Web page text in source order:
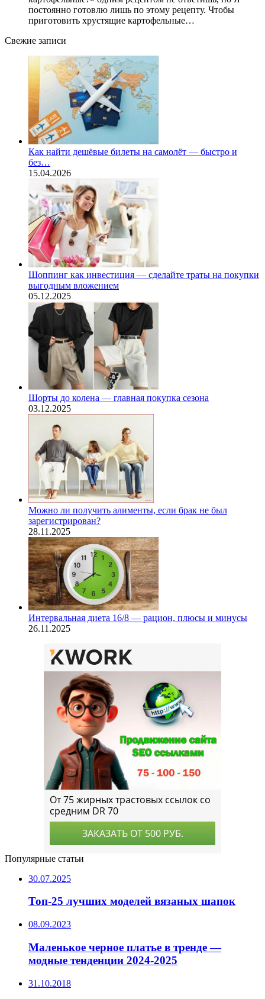
постоянно готовлю лишь по этому рецепту. Чтобы
приготовить хрустящие картофельные…
Свежие записи
Как найти дешёвые билеты на самолёт — быстро и
без…
15.04.2026
Шоппинг как инвестиция — сделайте траты на покупки
выгодным вложением
05.12.2025
Шорты до колена — главная покупка сезона
03.12.2025
Можно ли получить алименты, если брак не был
зарегистрирован?
28.11.2025
Интервальная диета 16/8 — рацион, плюсы и минусы
26.11.2025
Популярные статьи
30.07.2025
Топ-25 лучших моделей вязаных шапок
08.09.2023
Маленькое черное платье в тренде —
модные тенденции 2024-2025
31.10.2018